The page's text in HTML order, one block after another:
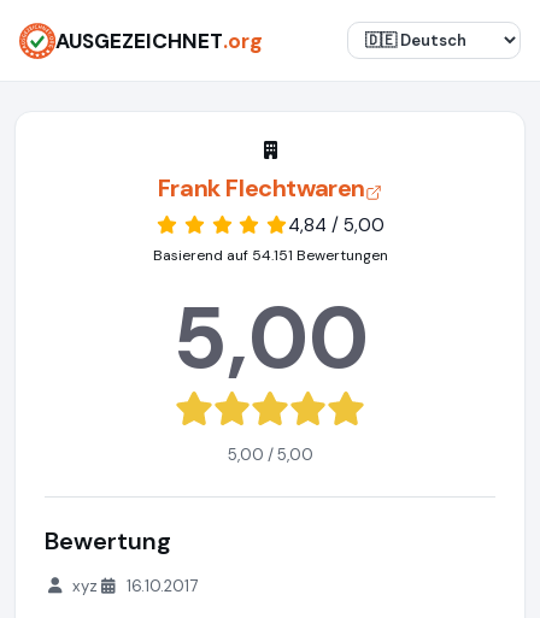
AUSGEZEICHNET.org
Frank Flechtwaren
4,84 / 5,00
Basierend auf 54.151 Bewertungen
5,00
5,00 / 5,00
Bewertung
xyz 16.10.2017